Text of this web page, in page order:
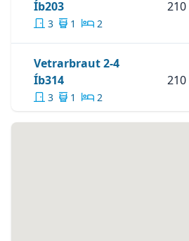
Íb203Skoða Eignina
3 1 2
210
Vetrarbraut 2-4
Íb314Skoða Eignina
3 1 2
210